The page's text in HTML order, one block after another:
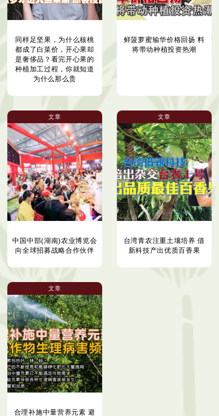
同样足坚果，为什么核桃
都成了白菜价，开心果却
是奢侈品？看完开心果的
种植加工过程，你就知道
为什么那么贵
鲜菠萝蜜输华价格回扬 料
将带动种植投资热潮
文章
中国中部(湖南)农业博览会
向全球招募战略合作伙伴
文章
台湾青农注重土壤培养 借
新科技产出优质百香果
文章
合理补施中量营养元素 避